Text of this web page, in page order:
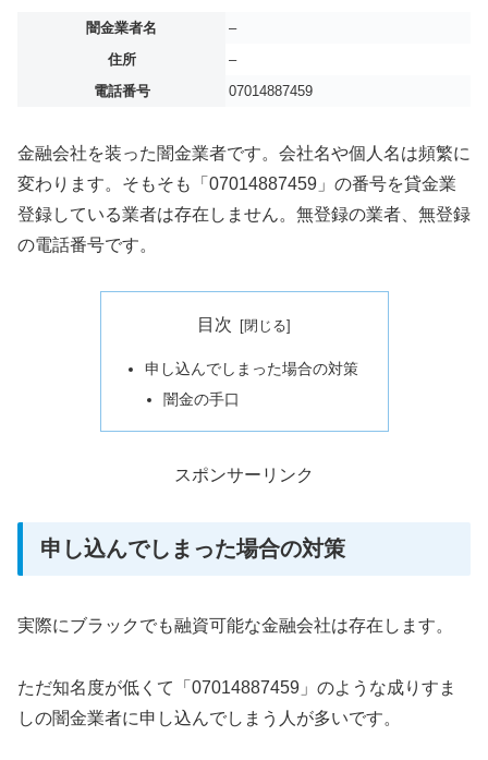
闇金業者名
–
住所
–
電話番号
07014887459
金融会社を装った闇金業者です。会社名や個人名は頻繁に
変わります。そもそも「07014887459」の番号を貸金業
登録している業者は存在しません。無登録の業者、無登録
の電話番号です。
目次
申し込んでしまった場合の対策
闇金の手口
スポンサーリンク
申し込んでしまった場合の対策
実際にブラックでも融資可能な金融会社は存在します。
ただ知名度が低くて「07014887459」のような成りすま
しの闇金業者に申し込んでしまう人が多いです。